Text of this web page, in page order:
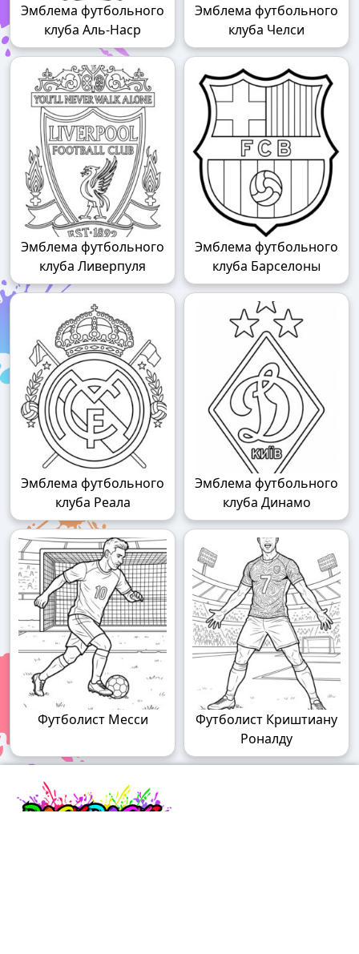
Эмблема футбольного
клуба Аль-Наср
Эмблема футбольного
клуба Челси
Эмблема футбольного
клуба Ливерпуля
Эмблема футбольного
клуба Барселоны
Эмблема футбольного
клуба Реала
Эмблема футбольного
клуба Динамо
Футболист Месси
Футболист Криштиану
Роналду